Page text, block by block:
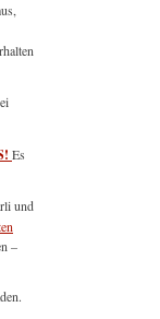
Es
und
–